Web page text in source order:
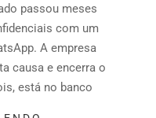
passou meses
com um
A empresa
causa e encerra o
está no banco